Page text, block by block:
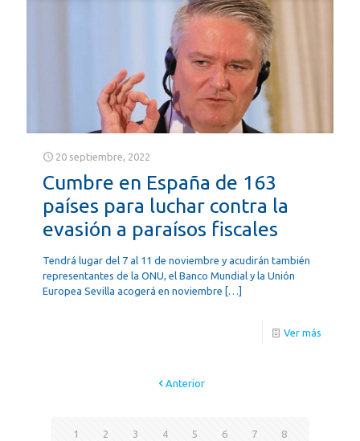
20 septiembre, 2022
Cumbre en España de 163
países para luchar contra la
evasión a paraísos fiscales
Tendrá lugar del 7 al 11 de noviembre y acudirán también
representantes de la ONU, el Banco Mundial y la Unión
Europea Sevilla acogerá en noviembre […]
Ver más
Anterior
1 2 3 4 5 6 7 8